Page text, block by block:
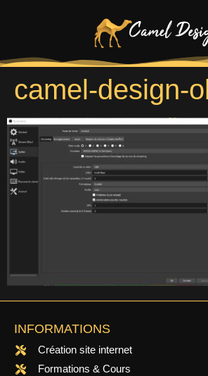
camel-design-
INFORMATIONS
Création site internet
Formations & Cours